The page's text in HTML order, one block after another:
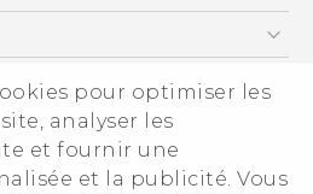
pour optimiser les
analyser les
et fournir une
et la publicité. Vous